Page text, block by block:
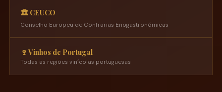
🏛️ CEUCO
Conselho Europeu de Confrarias Enogastronómicas
🍷 Vinhos de Portugal
Todas as regiões vinícolas portuguesas